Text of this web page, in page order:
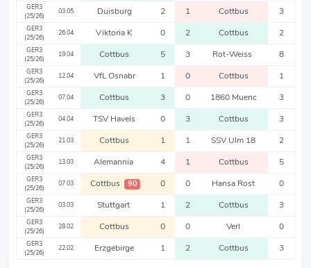
GER3
(25/26)
03.05 Duisburg 2 1 Cottbus 3
GER3
(25/26)
26.04 Viktoria K 0 2 Cottbus 2
GER3
(25/26)
19.04 Cottbus 5 3 Rot-Weiss 8
GER3
(25/26)
12.04 VfL Osnabr 1 0 Cottbus 1
GER3
(25/26)
07.04 Cottbus 3 0 1860 Muenc 3
GER3
(25/26)
04.04 TSV Havels 0 3 Cottbus 3
GER3
(25/26)
21.03 Cottbus 1 1 SSV Ulm 18 2
GER3
(25/26)
13.03 Alemannia 4 1 Cottbus 5
GER3
(25/26)
07.03 Cottbus 90 0 0 Hansa Rost 0
GER3
(25/26)
03.03 Stuttgart 1 2 Cottbus 3
GER3
(25/26)
28.02 Cottbus 0 0 Verl 0
GER3
(25/26)
22.02 Erzgebirge 1 2 Cottbus 3